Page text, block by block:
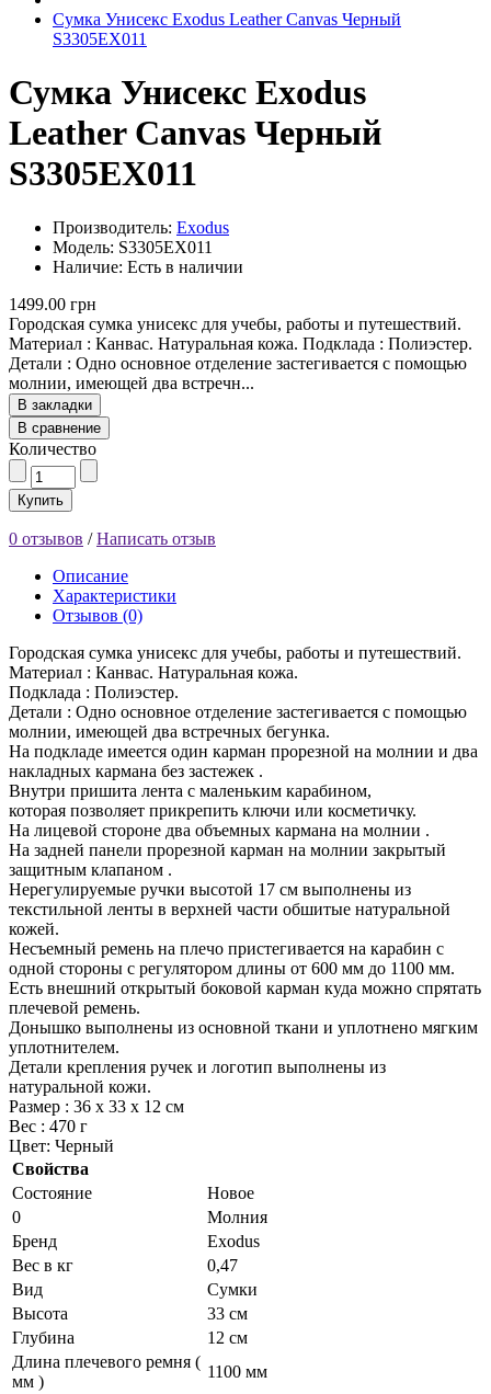
Сумка Унисекс Exodus Leather Canvas Черный
S3305EX011
Сумка Унисекс Exodus
Leather Canvas Черный
S3305EX011
Производитель: Exodus
Модель: S3305EX011
Наличие: Есть в наличии
1499.00 грн
Городская сумка унисекс для учебы, работы и путешествий.
Материал : Канвас. Натуральная кожа. Подклада : Полиэстер.
Детали : Одно основное отделение застегивается с помощью
молнии, имеющей два встречн...
В закладки
В сравнение
Количество
Купить
0 отзывов /Написать отзыв
Описание
Характеристики
Отзывов (0)
Городская сумка унисекс для учебы, работы и путешествий.
Материал : Канвас. Натуральная кожа.
Подклада : Полиэстер.
Детали : Одно основное отделение застегивается с помощью
молнии, имеющей два встречных бегунка.
На подкладе имеется один карман прорезной на молнии и два
накладных кармана без застежек .
Внутри пришита лента с маленьким карабином,
которая позволяет прикрепить ключи или косметичку.
На лицевой стороне два объемных кармана на молнии .
На задней панели прорезной карман на молнии закрытый
защитным клапаном .
Нерегулируемые ручки высотой 17 см выполнены из
текстильной ленты в верхней части обшитые натуральной
кожей.
Несъемный ремень на плечо пристегивается на карабин с
одной стороны с регулятором длины от 600 мм до 1100 мм.
Есть внешний открытый боковой карман куда можно спрятать
плечевой ремень.
Донышко выполнены из основной ткани и уплотнено мягким
уплотнителем.
Детали крепления ручек и логотип выполнены из
натуральной кожи.
Размер : 36 х 33 х 12 см
Вес : 470 г
Цвет: Черный
Свойства
Состояние
Новое
0
Молния
Бренд
Exodus
Вес в кг
0,47
Вид
Сумки
Высота
33 см
Глубина
12 см
Длина плечевого ремня (
мм )
1100 мм